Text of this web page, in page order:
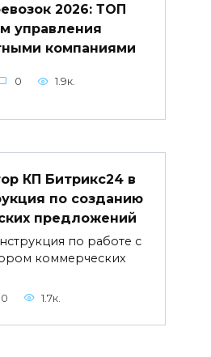
2026: ТОП
управления
компаниями
0 1.9к.
КП Битрикс24 в
по созданию
предложений
по работе с
коммерческих
0 1.7к.